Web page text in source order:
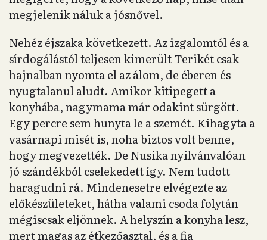
megjelenik náluk a jósnővel.
Nehéz éjszaka következett. Az izgalomtól és a
sírdogálástól teljesen kimerült Terikét csak
hajnalban nyomta el az álom, de éberen és
nyugtalanul aludt. Amikor kitipegett a
konyhába, nagymama már odakint sürgött.
Egy percre sem hunyta le a szemét. Kihagyta a
vasárnapi misét is, noha biztos volt benne,
hogy megvezették. De Nusika nyilvánvalóan
jó szándékból cselekedett így. Nem tudott
haragudni rá. Mindenesetre elvégezte az
előkészületeket, hátha valami csoda folytán
mégiscsak eljönnek. A helyszín a konyha lesz,
mert magas az étkezőasztal, és a fia